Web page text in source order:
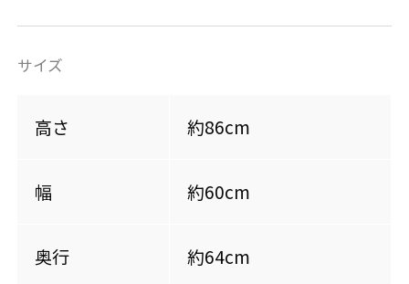
サイズ
高さ 約86cm
幅 約60cm
奥行 約64cm